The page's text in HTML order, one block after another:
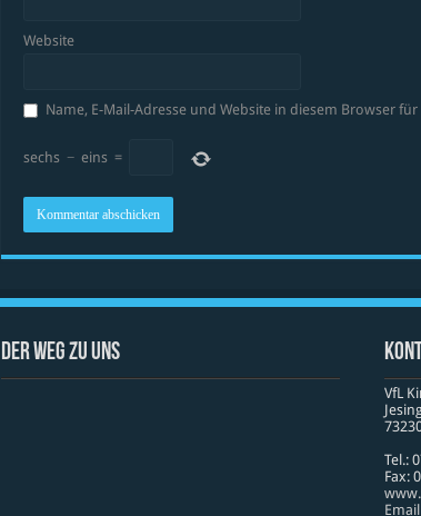
Website
Name, E-Mail-Adresse und Website in diesem Browser
sechs − eins =
Der Weg zu uns
VfL
Tel.:
Fax: